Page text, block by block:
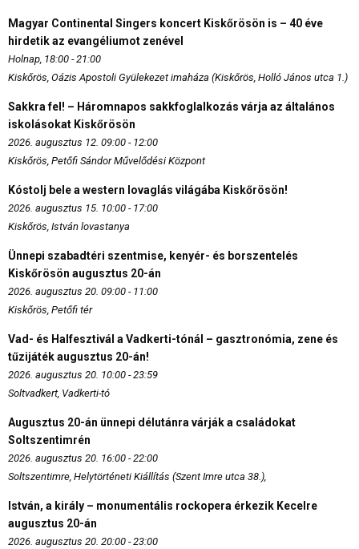
Magyar Continental Singers koncert Kiskőrösön is – 40 éve
hirdetik az evangéliumot zenével
Holnap, 18:00 - 21:00
Kiskőrös, Oázis Apostoli Gyülekezet imaháza (Kiskőrös, Holló János utca 1.)
Sakkra fel! – Háromnapos sakkfoglalkozás várja az általános
iskolásokat Kiskőrösön
2026. augusztus 12. 09:00 - 12:00
Kiskőrös, Petőfi Sándor Művelődési Központ
Kóstolj bele a western lovaglás világába Kiskőrösön!
2026. augusztus 15. 10:00 - 17:00
Kiskőrös, István lovastanya
Ünnepi szabadtéri szentmise, kenyér- és borszentelés
Kiskőrösön augusztus 20-án
2026. augusztus 20. 09:00 - 11:00
Kiskőrös, Petőfi tér
Vad- és Halfesztivál a Vadkerti-tónál – gasztronómia, zene és
tűzijáték augusztus 20-án!
2026. augusztus 20. 10:00 - 23:59
Soltvadkert, Vadkerti-tó
Augusztus 20-án ünnepi délutánra várják a családokat
Soltszentimrén
2026. augusztus 20. 16:00 - 22:00
Soltszentimre, Helytörténeti Kiállítás (Szent Imre utca 38.),
István, a király – monumentális rockopera érkezik Kecelre
augusztus 20-án
2026. augusztus 20. 20:00 - 23:00